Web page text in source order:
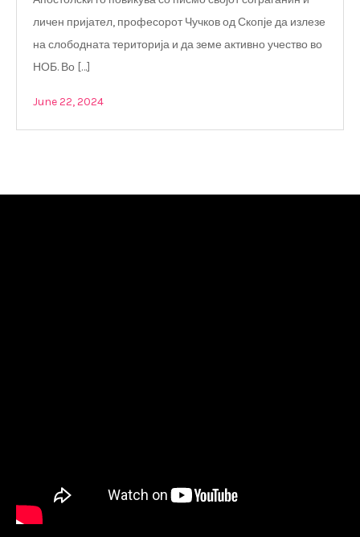
личен пријател, професорот Чучков од Скопје да излезе
на слободната територија и да земе активно учество во
НОБ. Во […]
June 22, 2024